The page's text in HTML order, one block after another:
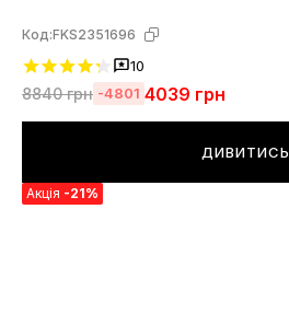
Код:FKS2351696
10
8840грн -4801 4039 грн
ДИВИТИСЬ
Акція -21%